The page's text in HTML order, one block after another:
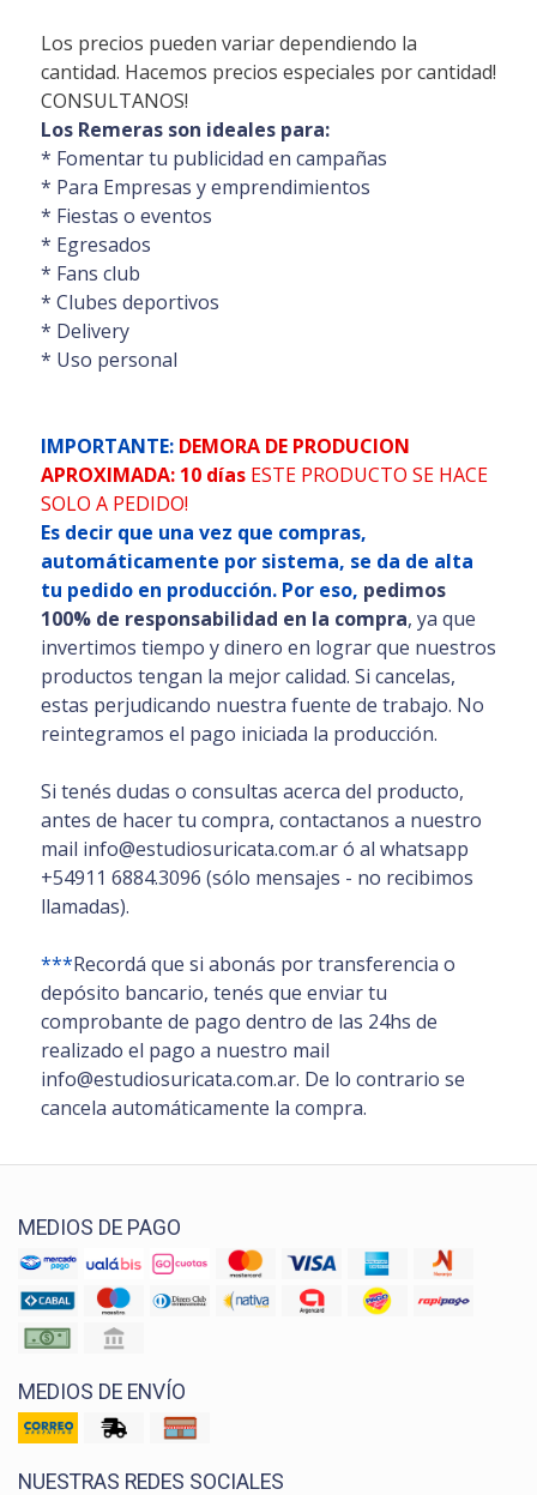
Los precios pueden variar dependiendo la
cantidad. Hacemos precios especiales por cantidad!
CONSULTANOS!
Los Remeras son ideales para:
* Fomentar tu publicidad en campañas
* Para Empresas y emprendimientos
* Fiestas o eventos
* Egresados
* Fans club
* Clubes deportivos
* Delivery
* Uso personal
IMPORTANTE: DEMORA DE PRODUCION
APROXIMADA: 10 días ESTE PRODUCTO SE HACE
SOLO A PEDIDO!
Es decir que una vez que compras,
automáticamente por sistema, se da de alta
tu pedido en producción. Por eso, pedimos
100% de responsabilidad en la compra, ya que
invertimos tiempo y dinero en lograr que nuestros
productos tengan la mejor calidad. Si cancelas,
estas perjudicando nuestra fuente de trabajo. No
reintegramos el pago iniciada la producción.
Si tenés dudas o consultas acerca del producto,
antes de hacer tu compra, contactanos a nuestro
mail info@estudiosuricata.com.ar ó al whatsapp
+54911 6884.3096 (sólo mensajes - no recibimos
llamadas).
***Recordá que si abonás por transferencia o
depósito bancario, tenés que enviar tu
comprobante de pago dentro de las 24hs de
realizado el pago a nuestro mail
info@estudiosuricata.com.ar. De lo contrario se
cancela automáticamente la compra.
MEDIOS DE PAGO
MEDIOS DE ENVÍO
NUESTRAS REDES SOCIALES